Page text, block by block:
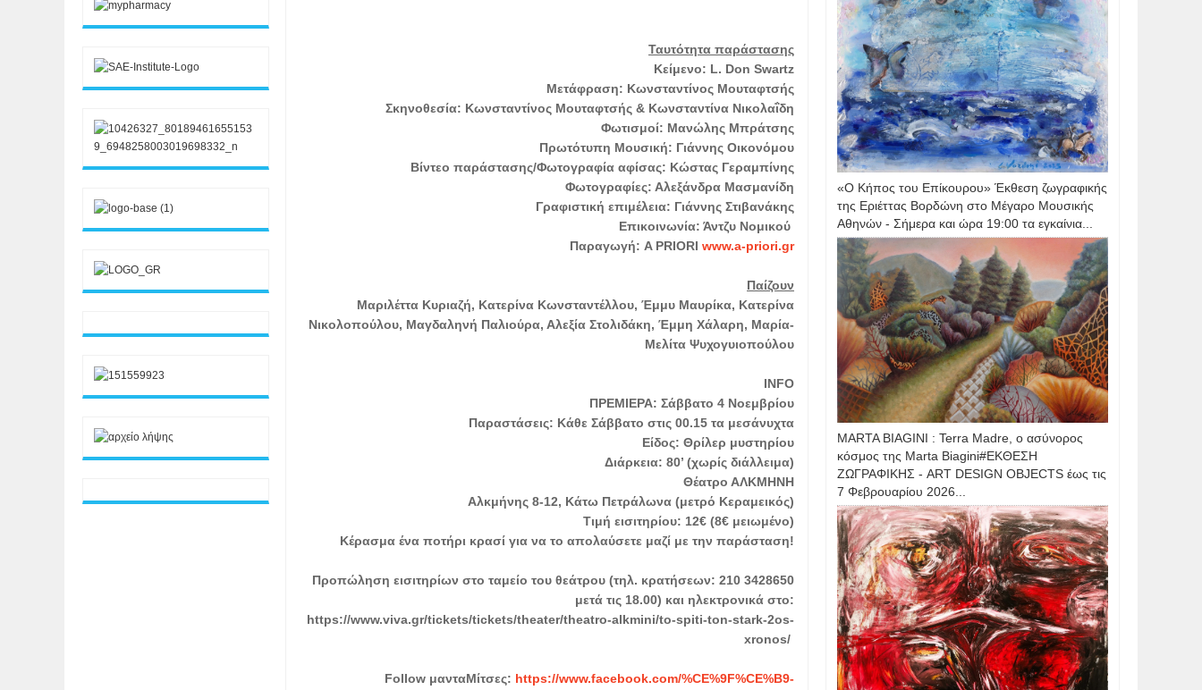
Ταυτότητα παράστασης
Κείμενο: L. Don Swartz
Μετάφραση: Κωνσταντίνος Μουταφτσής
Σκηνοθεσία: Κωνσταντίνος Μουταφτσής & Κωνσταντίνα Νικολαΐδη
Φωτισμοί: Μανώλης Μπράτσης
Πρωτότυπη Μουσική: Γιάννης Οικονόμου
Βίντεο παράστασης/Φωτογραφία αφίσας: Κώστας Γεραμπίνης
Φωτογραφίες: Αλεξάνδρα Μασμανίδη
Γραφιστική επιμέλεια: Γιάννης Στιβανάκης
Επικοινωνία: Άντζυ Νομικού
Παραγωγή: A PRIORI www.a-priori.gr
Παίζουν
Μαριλέττα Κυριαζή, Κατερίνα Κωνσταντέλλου, Έμμυ Μαυρίκα, Κατερίνα
Νικολοπούλου, Μαγδαληνή Παλιούρα, Αλεξία Στολιδάκη, Έμμη Χάλαρη, Μαρία-
Μελίτα Ψυχογυιοπούλου
ΙNFO
ΠΡΕΜΙΕΡΑ: Σάββατο 4 Νοεμβρίου
Παραστάσεις: Κάθε Σάββατο στις 00.15 τα μεσάνυχτα
Είδος: Θρίλερ μυστηρίου
Διάρκεια: 80’ (χωρίς διάλλειμα)
Θέατρο ΑΛΚΜΗΝΗ
Αλκμήνης 8-12, Κάτω Πετράλωνα (μετρό Κεραμεικός)
Τιμή εισιτηρίου: 12€ (8€ μειωμένο)
Κέρασμα ένα ποτήρι κρασί για να το απολαύσετε μαζί με την παράσταση!
Προπώληση εισιτηρίων στο ταμείο του θεάτρου (τηλ. κρατήσεων: 210 3428650
μετά τις 18.00) και ηλεκτρονικά στο:
https://www.viva.gr/tickets/tickets/theater/theatro-alkmini/to-spiti-ton-stark-2os-
xronos/
Follow μανταΜίτσες: https://www.facebook.com/%CE%9F%CE%B9-
«Ο Κήπος του Επίκουρου» Έκθεση ζωγραφικής
της Εριέττας Βορδώνη στο Μέγαρο Μουσικής
Αθηνών - Σήμερα και ώρα 19:00 τα εγκαίνια...
MARTA BIAGINI : Terra Madre, ο ασύνορος
κόσμος της Marta Biagini#ΕΚΘΕΣΗ
ΖΩΓΡΑΦΙΚΗΣ - ART DESIGN OBJECTS έως τις
7 Φεβρουαρίου 2026...